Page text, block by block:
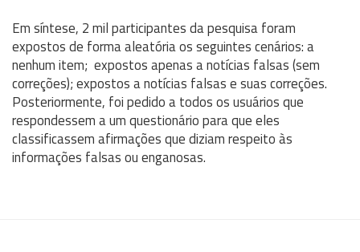
Em síntese, 2 mil participantes da pesquisa foram
expostos de forma aleatória os seguintes cenários: a
nenhum item; expostos apenas a notícias falsas (sem
correções); expostos a notícias falsas e suas correções.
Posteriormente, foi pedido a todos os usuários que
respondessem a um questionário para que eles
classificassem afirmações que diziam respeito às
informações falsas ou enganosas.